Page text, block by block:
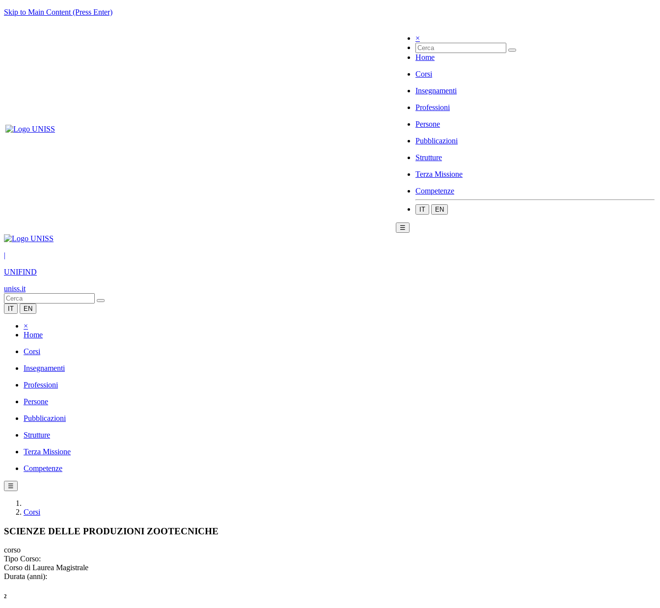
Skip to Main Content (Press Enter)
×
Home
Corsi
Insegnamenti
Professioni
Persone
Pubblicazioni
Strutture
Terza Missione
Competenze
IT EN
☰
|
UNIFIND
uniss.it
IT EN
×
Home
Corsi
Insegnamenti
Professioni
Persone
Pubblicazioni
Strutture
Terza Missione
Competenze
☰
Corsi
SCIENZE DELLE PRODUZIONI ZOOTECNICHE
corso
Tipo Corso:
Corso di Laurea Magistrale
Durata (anni):
2